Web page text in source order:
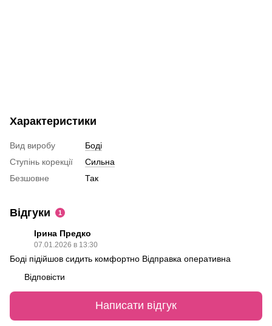
Характеристики
Вид виробу
Боді
Ступінь корекції
Сильна
Безшовне
Так
Відгуки 1
Ірина Предко
07.01.2026 в 13:30
Боді підійшов сидить комфортно Відправка оперативна
Відповісти
Написати відгук